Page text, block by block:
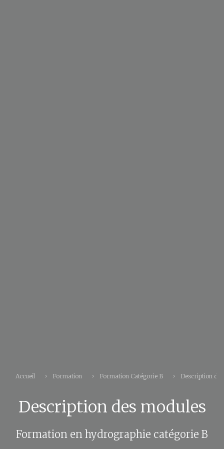
Accueil Formation Formation Catégorie B Description
Description des modules
Formation en hydrographie catégorie B